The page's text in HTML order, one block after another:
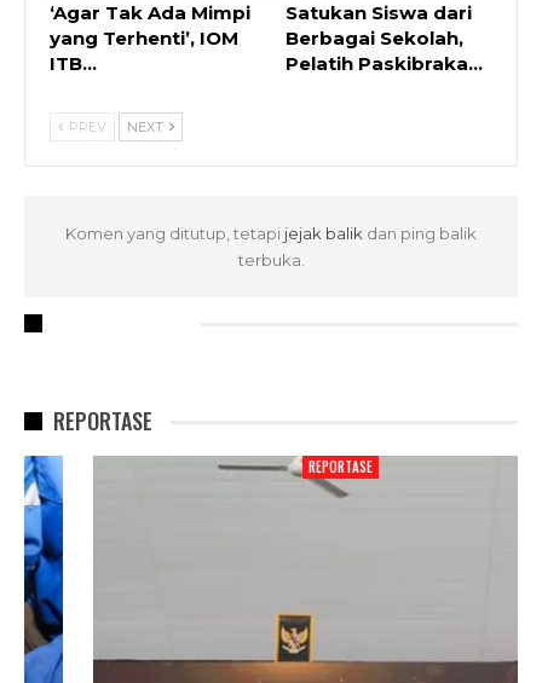
‘Agar Tak Ada Mimpi
yang Terhenti’, IOM
ITB…
Satukan Siswa dari
Berbagai Sekolah,
Pelatih Paskibraka…
PREV NEXT
Komen yang ditutup, tetapi jejak balik dan ping balik
terbuka.
REPORTASE
REPORTASE